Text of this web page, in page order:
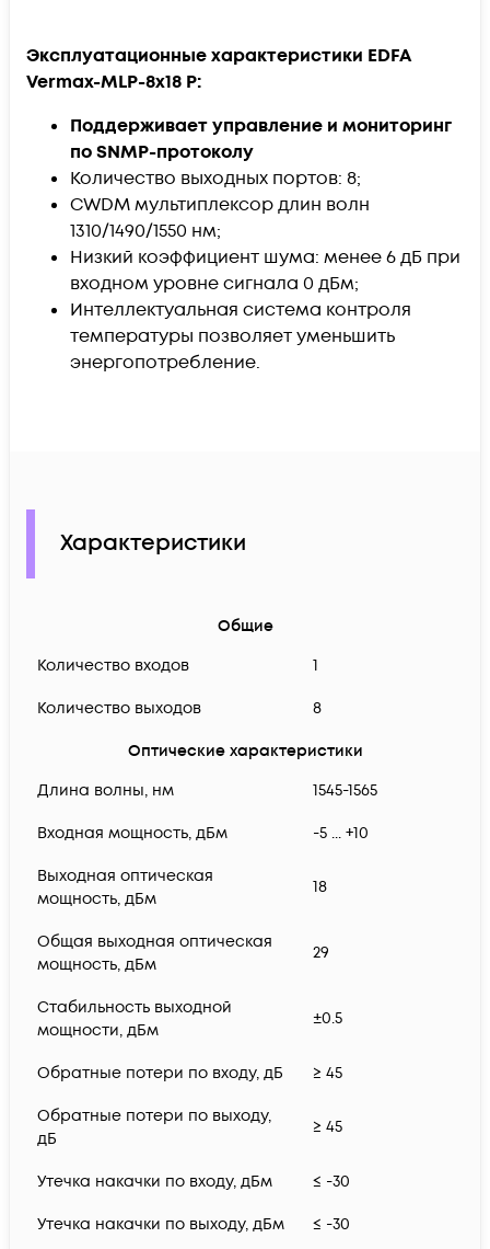
Эксплуатационные характеристики EDFA
Vermax-MLP-8x18 P:
Поддерживает управление и мониторинг
по SNMP-протоколу
Количество выходных портов: 8;
CWDM мультиплексор длин волн
1310/1490/1550 нм;
Низкий коэффициент шума: менее 6 дБ при
входном уровне сигнала 0 дБм;
Интеллектуальная система контроля
температуры позволяет уменьшить
энергопотребление.
Характеристики
Общие
Количество входов
1
Количество выходов 8
Оптические характеристики
Длина волны, нм
1545-1565
Входная мощность, дБм -5 ... +10
Выходная оптическая
мощность, дБм
18
Общая выходная оптическая
мощность, дБм
29
Стабильность выходной
мощности, дБм
±0.5
Обратные потери по входу, дБ ≥ 45
Обратные потери по выходу,
дБ
≥ 45
Утечка накачки по входу, дБм ≤ -30
Утечка накачки по выходу, дБм ≤ -30